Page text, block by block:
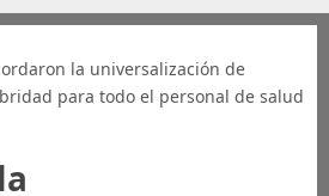
la universalización de
para todo el personal de salud